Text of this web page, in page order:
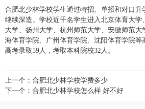
合肥北少林学校学生通过特招、单招和对口升
继续深造。学校近千名学生进入北京体育大学
大学、扬州大学、杭州师范大学、安徽师范大
海体育学院、广州体育学院、沈阳体育学院等
高考录取59人，考取本科院校32人。
上一个： 合肥北少林学校学费多少
下一个： 合肥北少林学校怎么样 好不好